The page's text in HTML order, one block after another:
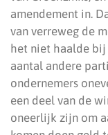
amendement in.
van verreweg de
het niet haalde bij
aantal andere
ondernemers
een deel van de
oneerlijk zijn om